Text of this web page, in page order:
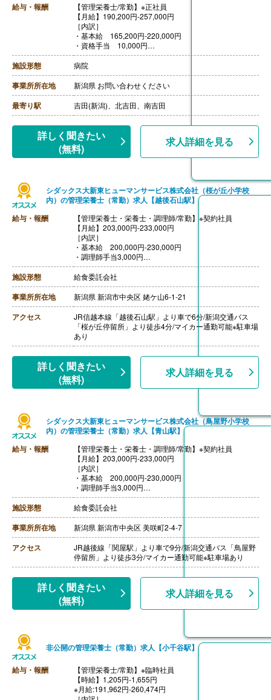
給与・報酬
【管理栄養士/常勤】※正社員
【月給】190,200円-257,000円
［内訳］
・基本給 165,200円-220,000円
・資格手当 10,000円
・住宅（一律）手当 2,000円-14,000円
・処遇改善手当 13,000円
［その他手当］
・皆勤手当 3,000円
・扶養手当
・住宅手当 2,000円（賃貸物件世帯主の場合14,000
円）
【通勤手当】あり（上限28,000円/月）
【昇給】あり（1月あたり0.00％-2.52％）※前年度実績
【退職金】なし
施設形態 病院
事業所所在地 新潟県 お問い合わせください
最寄り駅 吉田(新潟)、北吉田、南吉田
詳しく聞きたい
(無料)
求人詳細を見る
シダックス大新東ヒューマンサービス株式会社（桜が丘小学校
内）の管理栄養士（常勤）求人【越後石山駅】
給与・報酬
【管理栄養士・栄養士・調理師/常勤】※契約社員
【月給】203,000円-233,000円
［内訳］
・基本給 200,000円-230,000円
・調理師手当3,000円
［その他手当］
・栄養士手当 5,000円‐10,000円
・精皆勤手当 3,000円‐6,000円
【賞与】あり※前年度実績なし
【通勤手当】あり（上限26,000円/月）
【昇給】あり※前年度実績なし
【退職金】なし
施設形態 給食委託会社
事業所所在地 新潟県 新潟市中央区 姥ケ山6-1-21
アクセス
JR信越本線「越後石山駅」より車で6分/新潟交通バス
「桜が丘停留所」より徒歩4分/マイカー通勤可能※駐車場
あり
詳しく聞きたい
(無料)
求人詳細を見る
シダックス大新東ヒューマンサービス株式会社（鳥屋野小学校
内）の管理栄養士（常勤）求人【青山駅】
給与・報酬
【管理栄養士・栄養士・調理師/常勤】※契約社員
【月給】203,000円-233,000円
［内訳］
・基本給 200,000円-230,000円
・調理師手当3,000円
［その他手当］
・栄養士手当 5,000円‐10,000円
・精皆勤手当 3,000円‐6,000円
【賞与】あり※前年度実績なし
【通勤手当】あり（上限26,000円/月）
【昇給】あり※前年度実績なし
【退職金】なし
施設形態 給食委託会社
事業所所在地 新潟県 新潟市中央区 美咲町2-4-7
アクセス
JR越後線「関屋駅」より車で9分/新潟交通バス「鳥屋野
停留所」より徒歩3分/マイカー通勤可能※駐車場あり
詳しく聞きたい
(無料)
求人詳細を見る
非公開の管理栄養士（常勤）求人【小千谷駅】
給与・報酬
【管理栄養士/常勤】※臨時社員
【時給】1,205円‐1,655円
※月給:191,962円‐260,474円